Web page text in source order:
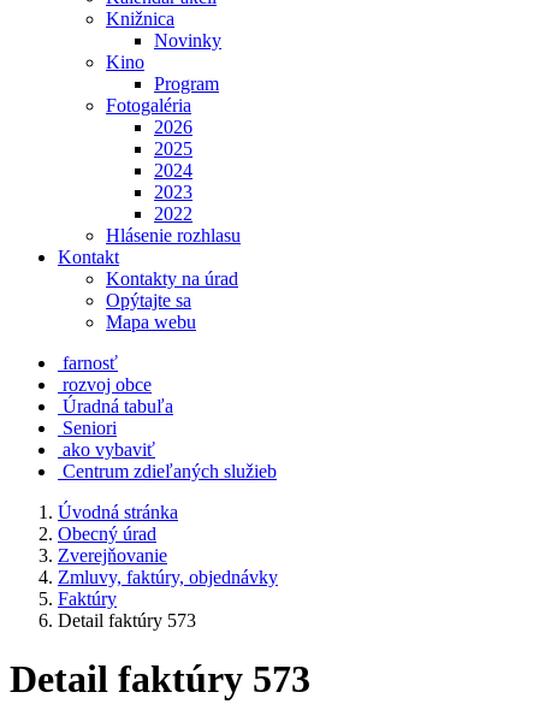
Knižnica
Novinky
Kino
Program
Fotogaléria
2026
2025
2024
2023
2022
Hlásenie rozhlasu
Kontakt
Kontakty na úrad
Opýtajte sa
Mapa webu
farnosť
rozvoj obce
Úradná tabuľa
Seniori
ako vybaviť
Centrum zdieľaných služieb
Úvodná stránka
Obecný úrad
Zverejňovanie
Zmluvy, faktúry, objednávky
Faktúry
Detail faktúry 573
Detail faktúry 573